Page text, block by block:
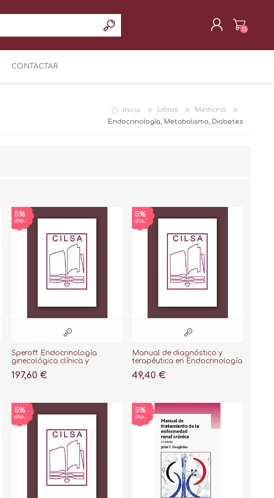
(0)
CONTACTAR
Inicio Libros
Medicina
Endocrinología, Metabolismo, Diabetes
Speroff. Endocrinología
ginecológica clínica y
197,60 €
Manual de diagnóstico y
terapéutica en Endocrinología
49,40 €